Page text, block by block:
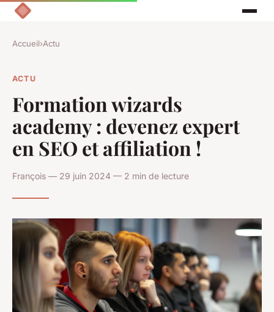
Accueil›Actu
ACTU
Formation wizards
academy : devenez expert
en SEO et affiliation !
François — 29 juin 2024 — 2 min de lecture